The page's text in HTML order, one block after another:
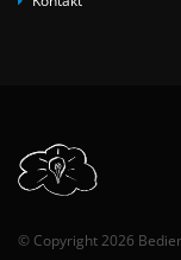
© Copyright 2026